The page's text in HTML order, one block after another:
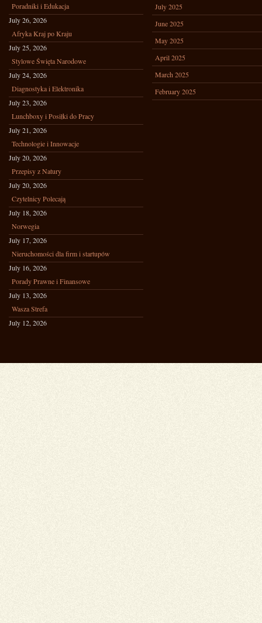
Poradniki i Edukacja
July 26, 2026
Afryka Kraj po Kraju
July 25, 2026
Stylowe Święta Narodowe
July 24, 2026
Diagnostyka i Elektronika
July 23, 2026
Lunchboxy i Posiłki do Pracy
July 21, 2026
Technologie i Innowacje
July 20, 2026
Przepisy z Natury
July 20, 2026
Czytelnicy Polecają
July 18, 2026
Norwegia
July 17, 2026
Nieruchomości dla firm i startupów
July 16, 2026
Porady Prawne i Finansowe
July 13, 2026
Wasza Strefa
July 12, 2026
July 2025
June 2025
May 2025
April 2025
March 2025
February 2025